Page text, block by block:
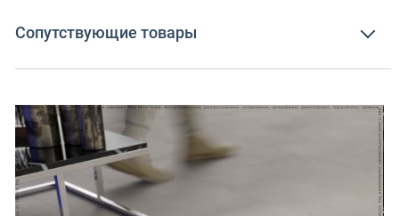
Сопутствующие товары